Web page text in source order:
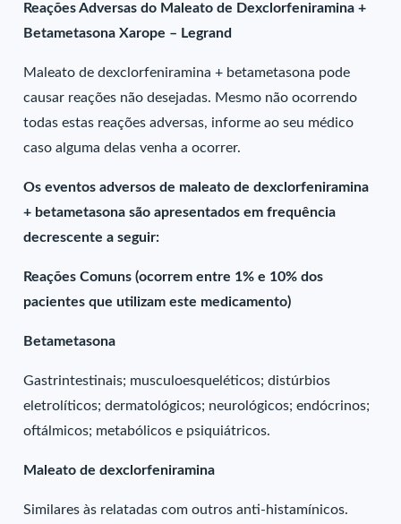
Reações Adversas do Maleato de Dexclorfeniramina +
Betametasona Xarope – Legrand
Maleato de dexclorfeniramina + betametasona pode
causar reações não desejadas. Mesmo não ocorrendo
todas estas reações adversas, informe ao seu médico
caso alguma delas venha a ocorrer.
Os eventos adversos de maleato de dexclorfeniramina
+ betametasona são apresentados em frequência
decrescente a seguir:
Reações Comuns (ocorrem entre 1% e 10% dos
pacientes que utilizam este medicamento)
Betametasona
Gastrintestinais; musculoesqueléticos; distúrbios
eletrolíticos; dermatológicos; neurológicos; endócrinos;
oftálmicos; metabólicos e psiquiátricos.
Maleato de dexclorfeniramina
Similares às relatadas com outros anti-histamínicos.